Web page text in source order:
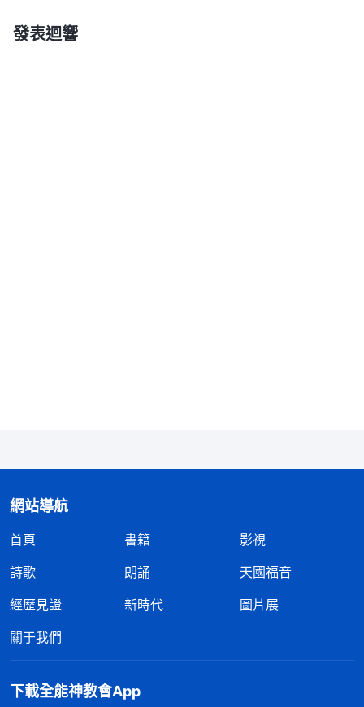
心聽神的聲音，我感覺主末世再來還要作新的工作，
去。要將人從撒但的權勢之下完全拯救出來，不僅需
要耶穌作贖罪祭來擔當人的罪，而且還得需要神作更
卷一 神的顯現與作工・寫在前面的話》劉姊妹交通
説，我們人被撒但敗壞後，裏面滿了狂妄自大、彎曲
詭詐、自私卑鄙等撒但性情，雖經主耶穌的救贖，但
只是罪得着了赦免，我們犯罪的本性還是根深蒂固，
没有得着潔净。受撒但性情支配，我們還能常常犯罪
發表迴響
網站導航
首頁 書籍
影視
詩歌
朗誦
天國福音
經歷見證
新時代
圖片展
關于我們
下載全能神教會App